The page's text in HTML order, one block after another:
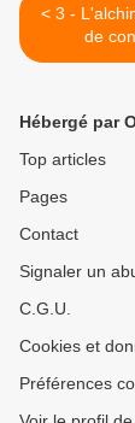
< 3 - L'alchimie de la prise
de
Hébergé par
Top articles
Pages
Contact
Signaler un
C.G.U.
Cookies et
Préférences